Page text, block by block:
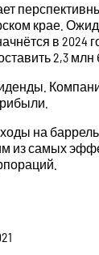
крае.
в 2024
2,3 млн
на
из самых